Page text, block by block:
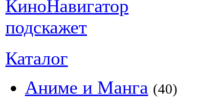
Каталог
Аниме и Манга (40)